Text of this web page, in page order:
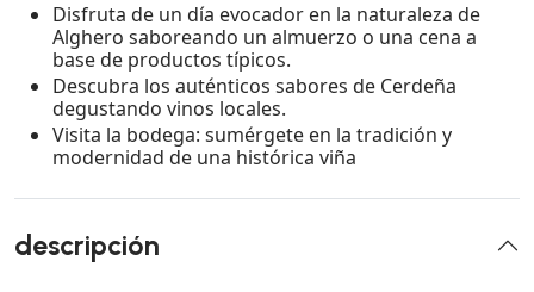
Disfruta de un día evocador en la naturaleza de
Alghero saboreando un almuerzo o una cena a
base de productos típicos.
Descubra los auténticos sabores de Cerdeña
degustando vinos locales.
Visita la bodega: sumérgete en la tradición y
modernidad de una histórica viña
descripción